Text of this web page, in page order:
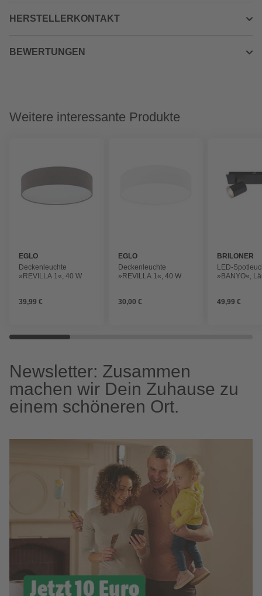
HERSTELLERKONTAKT
BEWERTUNGEN
Weitere interessante Produkte
EGLO
Deckenleuchte
»REVILLA 1«, 40 W
39,99 €
EGLO
Deckenleuchte
»REVILLA 1«, 40 W
30,00 €
BRILONER
LED-
»BANYO«,
49,99 €
Newsletter: Zusammen
machen wir Dein Zuhause zu
einem schöneren Ort.